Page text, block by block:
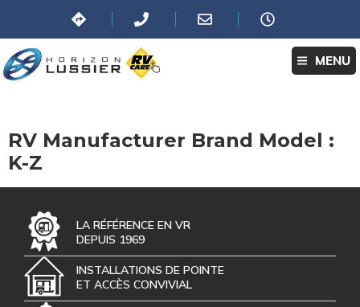
MENU
RV Manufacturer Brand Model :
K-Z
LA RÉFÉRENCE EN VR
DEPUIS 1969
INSTALLATIONS DE POINTE
ET ACCÈS CONVIVIAL